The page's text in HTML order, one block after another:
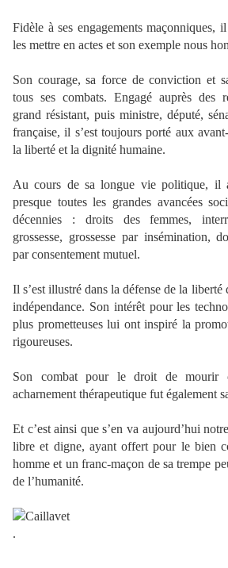
Fidèle à ses engagements maçonniques,
les mettre en actes et son exemple nous
Son courage, sa force de conviction et
tous ses combats. Engagé auprès des
grand résistant, puis ministre, député,
française, il s’est toujours porté aux
la liberté et la dignité humaine.
Au cours de sa longue vie politique, il
presque toutes les grandes avancées
décennies : droits des femmes,
grossesse, grossesse par insémination,
par consentement mutuel.
Il s’est illustré dans la défense de la liberté
indépendance. Son intérêt pour les
plus prometteuses lui ont inspiré la
rigoureuses.
Son combat pour le droit de mourir
acharnement thérapeutique fut également
Et c’est ainsi que s’en va aujourd’hui
libre et digne, ayant offert pour le bien
homme et un franc-maçon de sa trempe
de l’humanité.
.